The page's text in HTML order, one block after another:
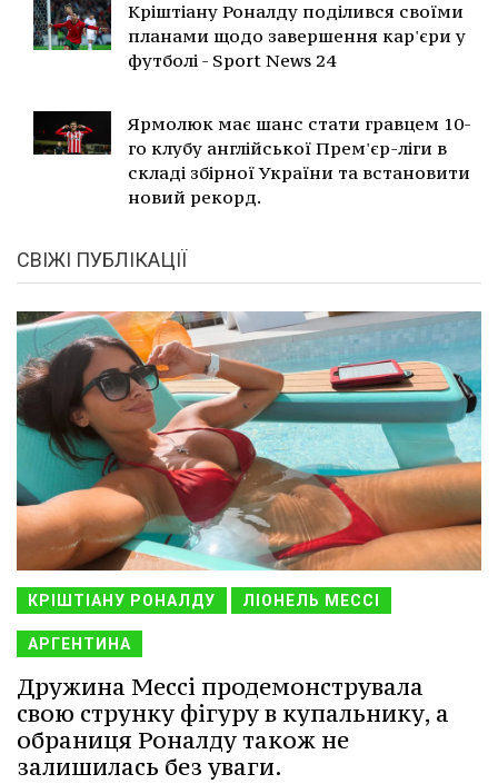
Кріштіану Роналду поділився своїми
планами щодо завершення кар'єри у
футболі - Sport News 24
Ярмолюк має шанс стати гравцем 10-
го клубу англійської Прем'єр-ліги в
складі збірної України та встановити
новий рекорд.
СВІЖІ ПУБЛІКАЦІЇ
КРІШТІАНУ РОНАЛДУ ЛІОНЕЛЬ МЕССІ
АРГЕНТИНА
Дружина Мессі продемонструвала
свою струнку фігуру в купальнику, а
обраниця Роналду також не
залишилась без уваги.